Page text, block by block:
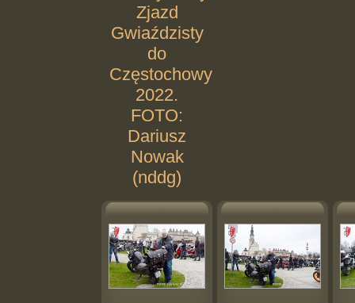
Zjazd
Gwiaździsty
do
Częstochowy
2022.
FOTO:
Dariusz
Nowak
(nddg)